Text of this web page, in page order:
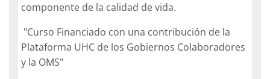
componente de la calidad de vida.
"Curso Financiado con una contribución de la
Plataforma UHC de los Gobiernos Colaboradores
y la OMS"